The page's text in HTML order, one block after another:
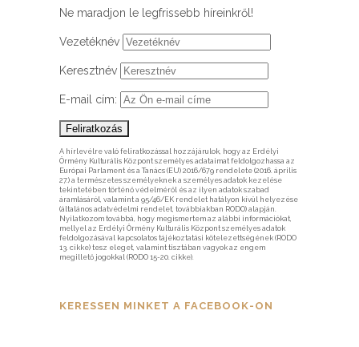
Ne maradjon le legfrissebb híreinkről!
Vezetéknév
Keresztnév
E-mail cím:
A hírlevélre való feliratkozással hozzájárulok, hogy az Erdélyi
Örmény Kulturális Központ személyes adataimat feldolgozhassa az
Európai Parlament és a Tanács (EU) 2016/679 rendelete (2016. április
27.) a természetes személyeknek a személyes adatok kezelése
tekintetében történő védelméről és az ilyen adatok szabad
áramlásáról, valamint a 95/46/EK rendelet hatályon kívül helyezése
(általános adatvédelmi rendelet, továbbiakban RODO) alapján.
Nyilatkozom továbbá, hogy megismertem az alábbi információkat,
mellyel az Erdélyi Örmény Kulturális Központ személyes adatok
feldolgozásával kapcsolatos tájékoztatási kötelezettségének (RODO
13. cikke) tesz eleget, valamint tisztában vagyok az engem
megillető jogokkal (RODO 15-20. cikke).
KERESSEN MINKET A FACEBOOK-ON